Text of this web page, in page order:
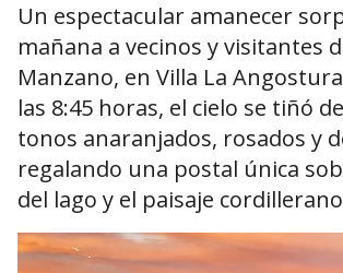
Un espectacular amanecer
mañana a vecinos y visitantes
Manzano, en Villa La Angostura
las 8:45 horas, el cielo se tiñó
tonos anaranjados, rosados y
regalando una postal única
del lago y el paisaje